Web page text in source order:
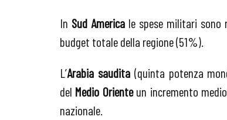
In Sud America le spese militari sono
budget totale della regione (51%).
L’Arabia saudita(quinta potenza
del Medio Orienteun incremento
nazionale.